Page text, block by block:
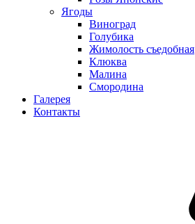
Ягоды
Виноград
Голубика
Жимолость съедобная
Клюква
Малина
Смородина
Галерея
Контакты